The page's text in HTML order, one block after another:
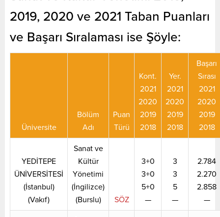
2019, 2020 ve 2021 Taban Puanları
ve Başarı Sıralaması ise Şöyle:
Üniversite
Bölüm
Adı
Puan
Türü
Kont.
2021
2020
2019
2018
Yer.
2021
2020
2019
2018
Başarı
Sırası
2021
2020
2019
2018
YEDİTEPE
ÜNİVERSİTESİ
(İstanbul)
(Vakıf)
Sanat ve
Kültür
Yönetimi
(İngilizce)
(Burslu)
SÖZ
3+0
3+0
5+0
—
3
3
5
—
2.784
2.270
2.858
—